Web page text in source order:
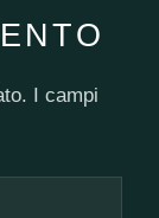
I campi